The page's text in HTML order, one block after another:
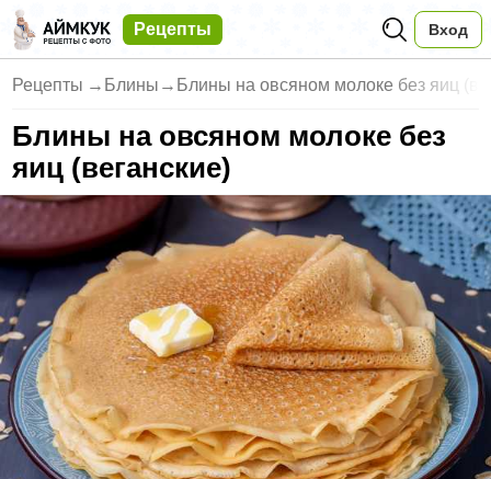
Рецепты Вход
Рецепты → Блины → Блины на овсяном молоке без яиц
Блины на овсяном молоке без
яиц (веганские)